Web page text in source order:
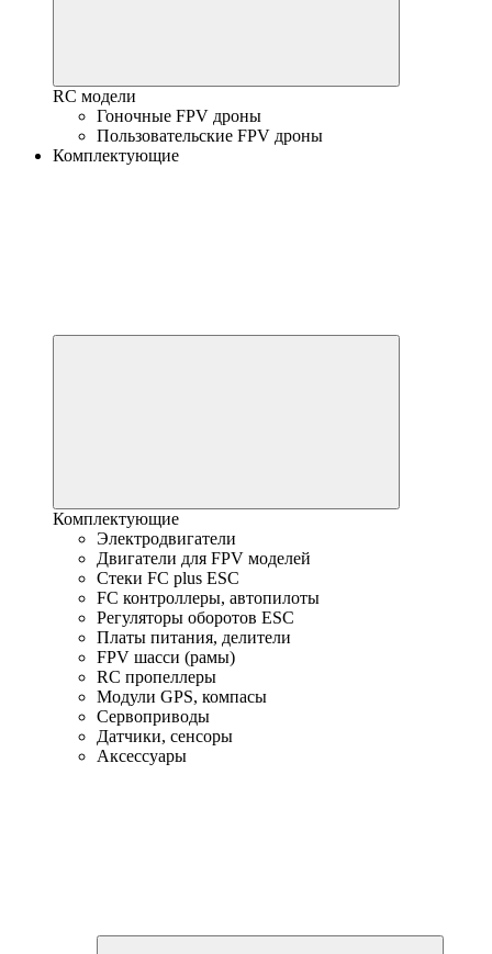
RC модели
Гоночные FPV дроны
Пользовательские FPV дроны
Комплектующие
Комплектующие
Электродвигатели
Двигатели для FPV моделей
Стеки FC plus ESC
FC контроллеры, автопилоты
Регуляторы оборотов ESC
Платы питания, делители
FPV шасси (рамы)
RC пропеллеры
Модули GPS, компасы
Сервоприводы
Датчики, сенсоры
Аксессуары